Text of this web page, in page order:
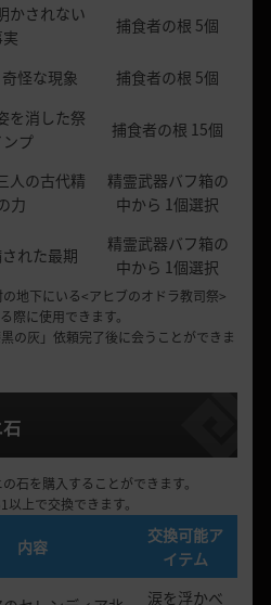
かされない
捕食者の根 5個
怪な現象
捕食者の根 5個
を消した祭
プ
捕食者の根 15個
人の古代精
力
精霊武器バフ箱の
中から 1個選択
れた最期
精霊武器バフ箱の
中から 1個選択
地下にいる<アヒブのオドラ教司祭>
際に使用できます。
の灰」依頼完了後に会うことができま
石を購入することができます。
上で交換できます。
内容
交換可能ア
イテム
涙を浮かべ